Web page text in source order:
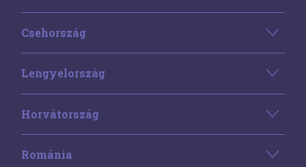
Csehország
Lengyelország
Horvátország
Románia